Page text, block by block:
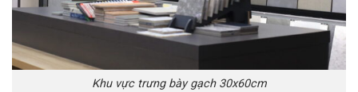
Khu vực trưng bày gạch 30x60cm